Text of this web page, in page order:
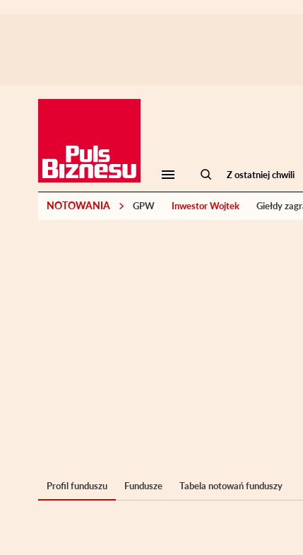
Z ostatniej chwili
NOTOWANIA GPW Inwestor Wojtek Giełdy
Profil funduszu Fundusze Tabela notowań funduszy